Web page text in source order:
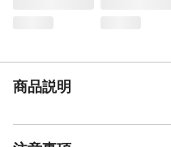
商品説明